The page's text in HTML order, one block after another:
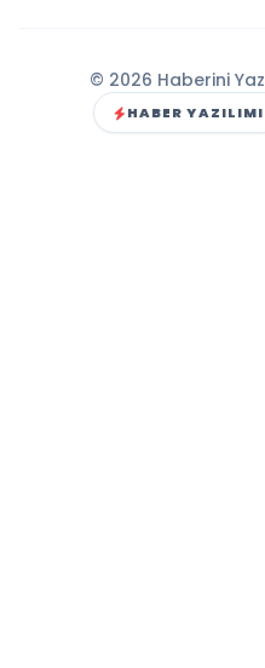
© 2026 Haberini
HABER YAZILIMI